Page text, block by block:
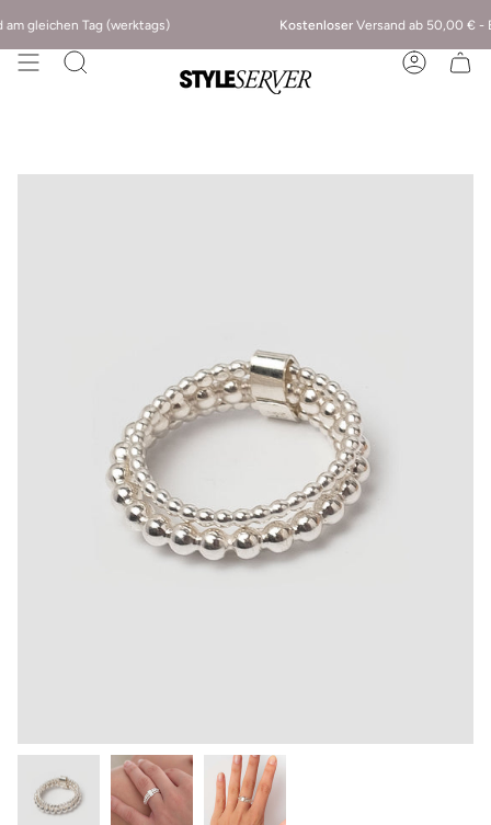
gleichen Tag (werktags) KostenloserVersand ab 50,00 € -